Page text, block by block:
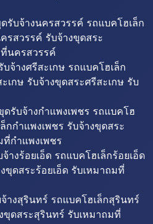
รับจ้างนครสวรรค์ รถแบคโฮเล็ก
รสวรรค์ รับจ้างขุดสระ
นครสวรรค์
จ้างศรีสะเกษ รถแบคโฮเล็ก
เกษ รับจ้างขุดสระศรีสะเกษ รับ
รับจ้างกำแพงเพชร รถแบคโฮ
กกำแพงเพชร รับจ้างขุดสระ
ที่กำแพงเพชร
างร้อยเอ็ด รถแบคโฮเล็กร้อยเอ็ด
ขุดสระร้อยเอ็ด รับเหมาถมที่
างสุรินทร์ รถแบคโฮเล็กสุรินทร์
ขุดสระสุรินทร์ รับเหมาถมที่